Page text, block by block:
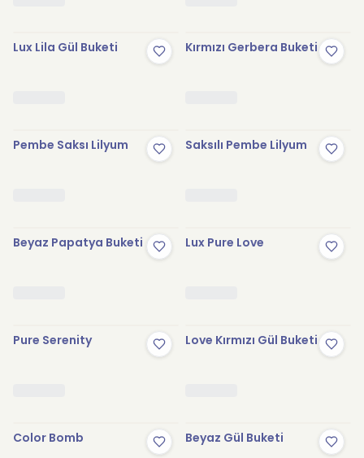
Lux Lila Gül Buketi Kırmızı Gerbera Buketi
Pembe Saksı Lilyum Saksılı Pembe Lilyum
Beyaz Papatya Buketi Lux Pure Love
Pure Serenity Love Kırmızı Gül Buketi
Color Bomb Beyaz Gül Buketi